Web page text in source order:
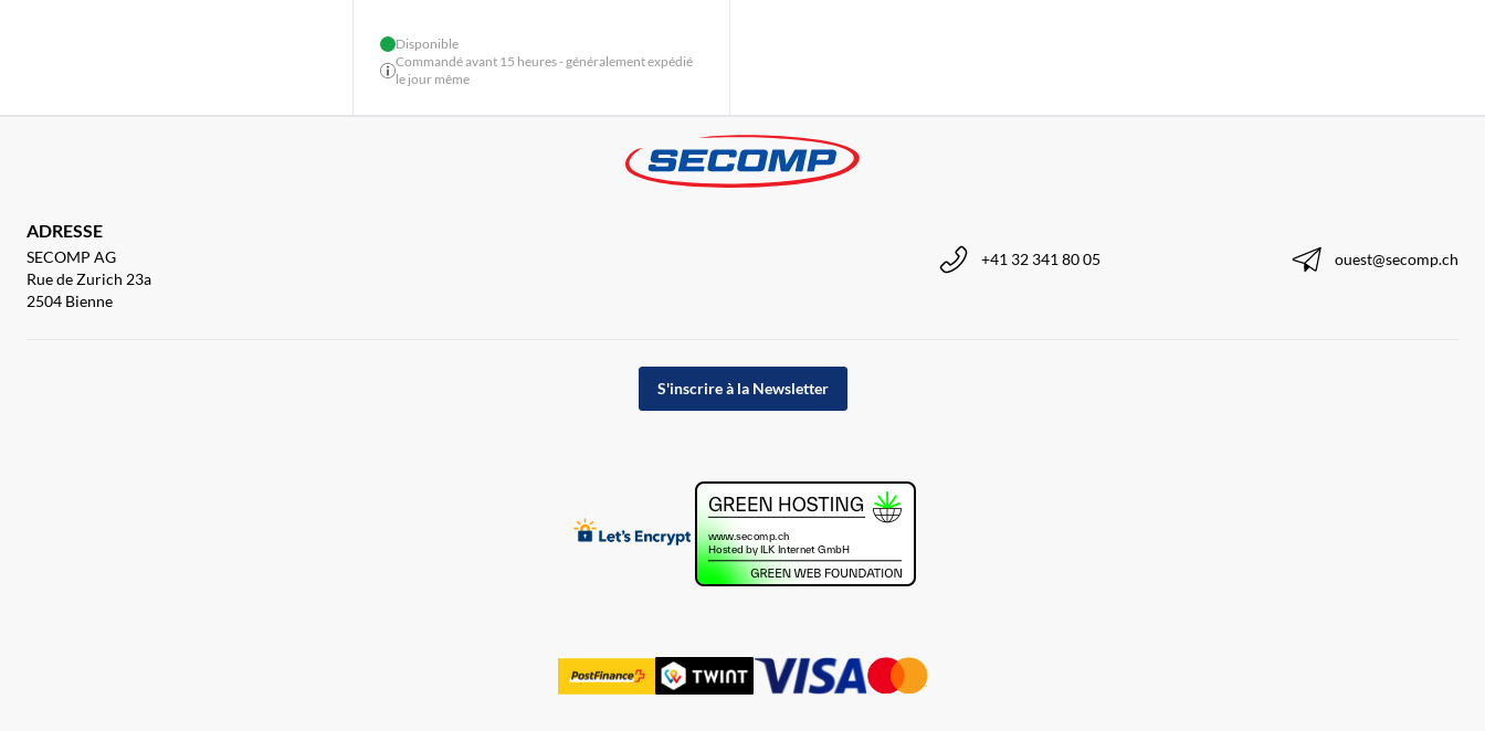
Disponible
Commandé avant 15 heures - généralement expédié
le jour même
ADRESSE
SECOMP AG
Rue de Zurich 23a
2504 Bienne
+41 32 341 80 05 ouest@secomp.ch
S'inscrire à la Newsletter